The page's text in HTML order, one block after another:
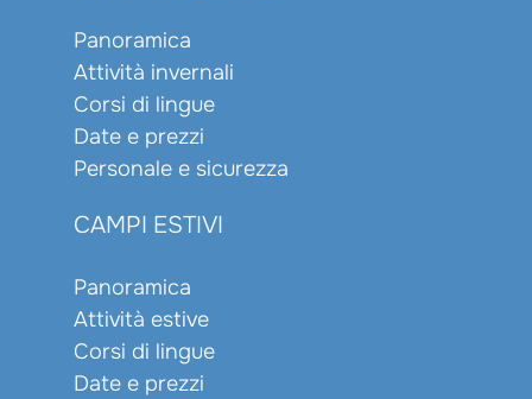
Panoramica
Attività invernali
Corsi di lingue
Date e prezzi
Personale e sicurezza
CAMPI ESTIVI
Panoramica
Attività estive
Corsi di lingue
Date e prezzi